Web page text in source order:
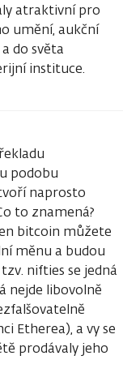
atraktivní pro
umění, aukční
do světa
instituce.
podobu
naprosto
to znamená?
bitcoin můžete
měnu a budou
nifties se jedná
nejde libovolně
Etherea), a vy se
prodávaly jeho